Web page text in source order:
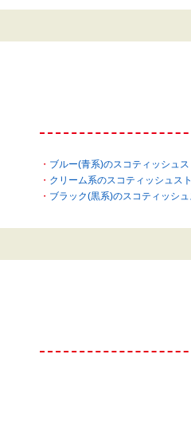
ブルー(青系)のスコティッシュス
クリーム系のスコティッシュス
ブラック(黒系)のスコティッシュ